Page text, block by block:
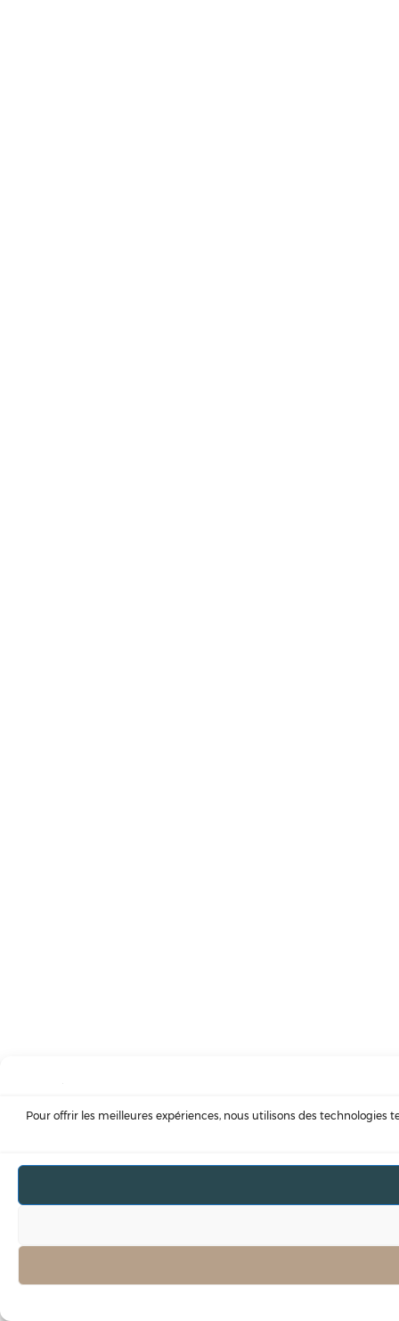
Pour offrir les meilleures expériences, nous utilisons des